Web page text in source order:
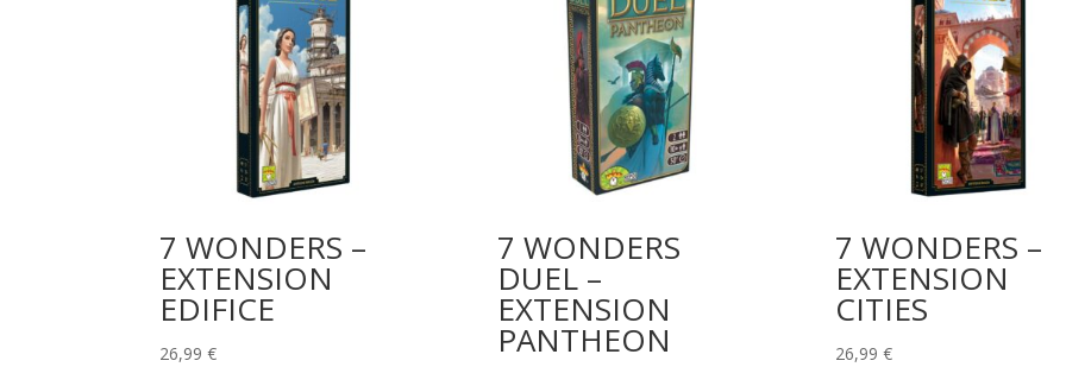
7 WONDERS –
EXTENSION
EDIFICE
26,99€
7 WONDERS
DUEL –
EXTENSION
PANTHEON
7 WONDERS –
EXTENSION
CITIES
26,99 €